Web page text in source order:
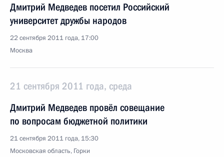
Дмитрий Медведев посетил Российский
университет дружбы народов
22 сентября 2011 года, 17:00
Москва
21 сентября 2011 года, среда
Дмитрий Медведев провёл совещание
по вопросам бюджетной политики
21 сентября 2011 года, 15:30
Московская область, Горки